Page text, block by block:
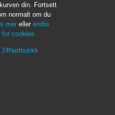
din. Fortsett
normalt om du
mer eller endre
cookies.
24Nettbutikk